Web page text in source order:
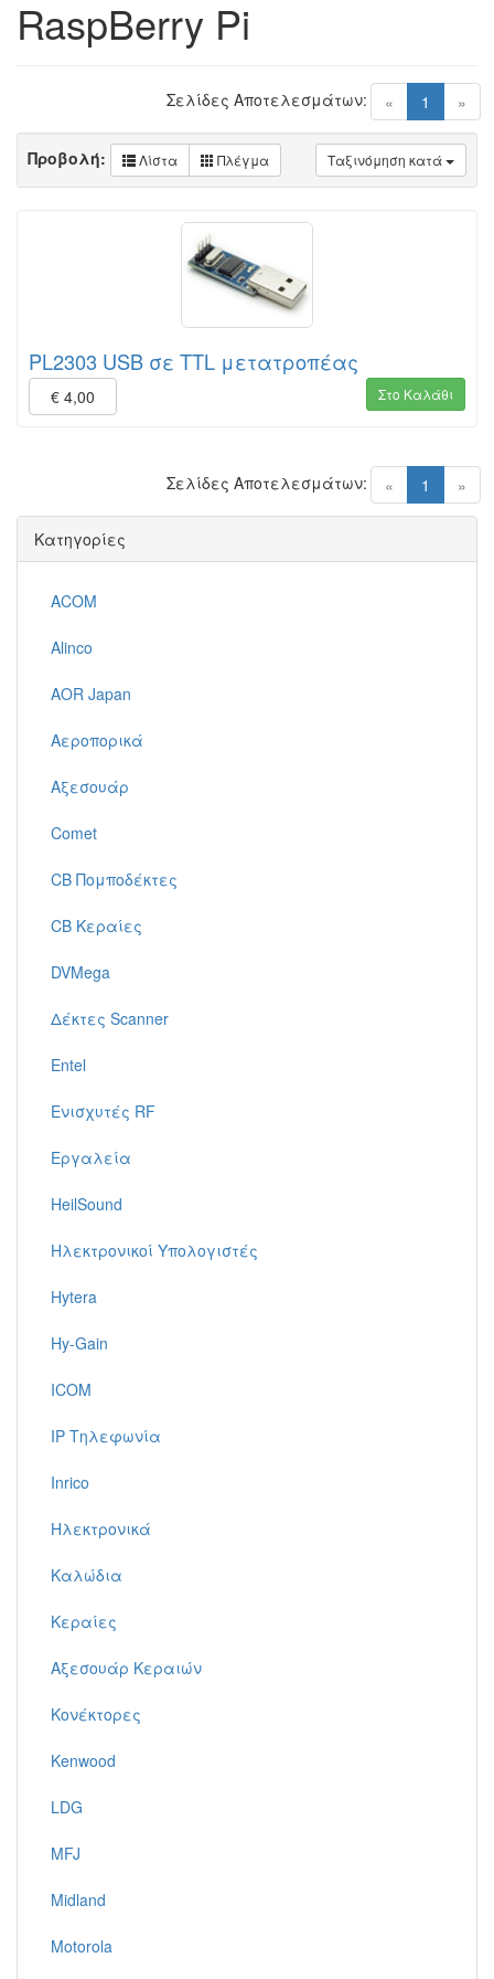
RaspBerry Pi
« 1 (current)
»
Σελίδες Αποτελεσμάτων:
Ταξινόμηση κατά
Προβολή: Λίστα Πλέγμα
PL2303 USB σε TTL μετατροπέας
€ 4,00 Στο Καλάθι
« 1 (current)
»
Σελίδες Αποτελεσμάτων:
Κατηγορίες
ACOM
Alinco
AOR Japan
Αεροπορικά
Αξεσουάρ
Comet
CB Πομποδέκτες
CB Κεραίες
DVMega
Δέκτες Scanner
Entel
Ενισχυτές RF
Εργαλεία
HeilSound
Ηλεκτρονικοί Υπολογιστές
Hytera
Hy-Gain
ICOM
IP Τηλεφωνία
Inrico
Ηλεκτρονικά
Καλώδια
Κεραίες
Αξεσουάρ Κεραιών
Κονέκτορες
Kenwood
LDG
MFJ
Midland
Motorola